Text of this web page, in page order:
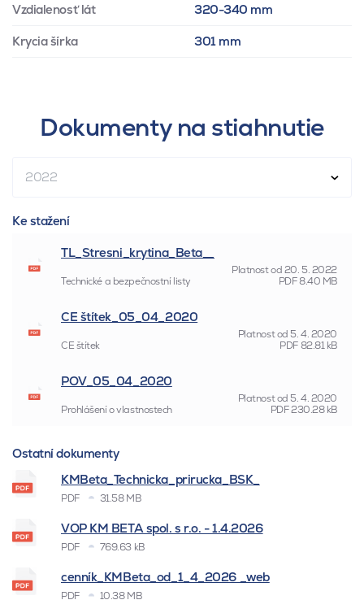
Vzdialenosť lát 320-340 mm
Krycia šírka 301 mm
Dokumenty na stiahnutie
2022
Ke stažení
TL_Stresni_krytina_Beta__
Platnost od20. 5. 2022
Technické a bezpečnostní listy
PDF8.40 MB
CE štítek_05_04_2020
Platnost od 5. 4. 2020
CE štítek
PDF82.81 kB
POV_05_04_2020
Platnost od 5. 4. 2020
Prohlášení o vlastnostech
PDF230.28 kB
Ostatní dokumenty
KMBeta_Technicka_prirucka_BSK_
PDF 31.58 MB
VOP KM BETA spol. s r.o. - 1.4.2026
PDF 769.63 kB
cenník_KMBeta_od_1_4_2026 _web
PDF 10.38 MB